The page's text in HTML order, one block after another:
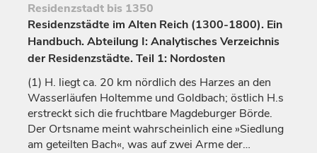
Residenzstadt bis 1350
Residenzstädte im Alten Reich (1300-1800). Ein
Handbuch. Abteilung I: Analytisches Verzeichnis
der Residenzstädte. Teil 1: Nordosten
(1) H. liegt ca. 20 km nördlich des Harzes an den
Wasserläufen Holtemme und Goldbach; östlich H.s
erstreckt sich die fruchtbare Magdeburger Börde.
Der Ortsname meint wahrscheinlich eine »Siedlung
am geteilten Bach«, was auf zwei Arme der…